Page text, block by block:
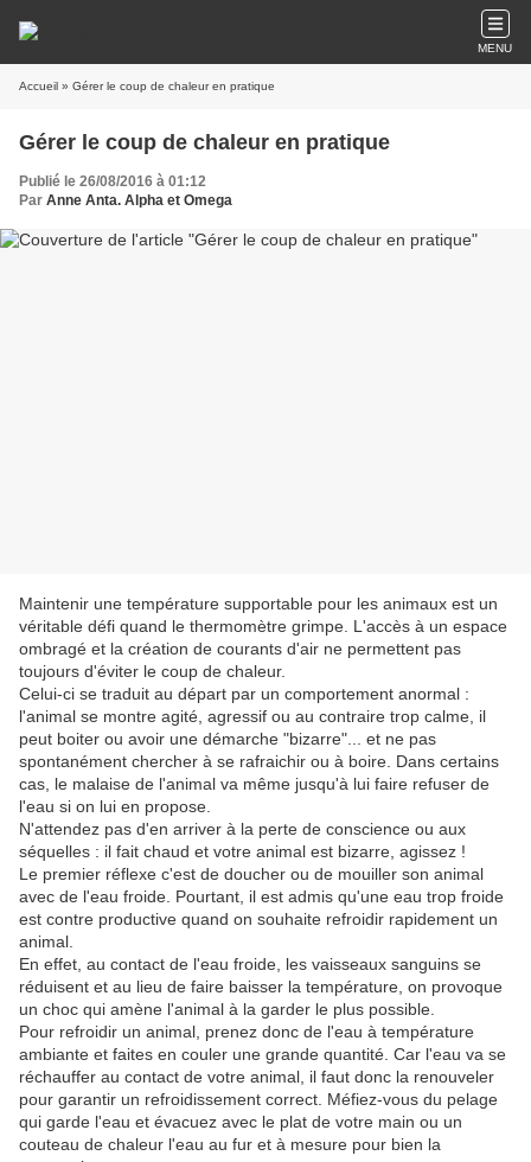
MENU
Accueil » Gérer le coup de chaleur en pratique
Gérer le coup de chaleur en pratique
Publié le 26/08/2016 à 01:12
Par Anne Anta. Alpha et Omega
Maintenir une température supportable pour les animaux est un
véritable défi quand le thermomètre grimpe. L'accès à un espace
ombragé et la création de courants d'air ne permettent pas
toujours d'éviter le coup de chaleur.
Celui-ci se traduit au départ par un comportement anormal :
l'animal se montre agité, agressif ou au contraire trop calme, il
peut boiter ou avoir une démarche "bizarre"... et ne pas
spontanément chercher à se rafraichir ou à boire. Dans certains
cas, le malaise de l'animal va même jusqu'à lui faire refuser de
l'eau si on lui en propose.
N'attendez pas d'en arriver à la perte de conscience ou aux
séquelles : il fait chaud et votre animal est bizarre, agissez !
Le premier réflexe c'est de doucher ou de mouiller son animal
avec de l'eau froide. Pourtant, il est admis qu'une eau trop froide
est contre productive quand on souhaite refroidir rapidement un
animal.
En effet, au contact de l'eau froide, les vaisseaux sanguins se
réduisent et au lieu de faire baisser la température, on provoque
un choc qui amène l'animal à la garder le plus possible.
Pour refroidir un animal, prenez donc de l'eau à température
ambiante et faites en couler une grande quantité. Car l'eau va se
réchauffer au contact de votre animal, il faut donc la renouveler
pour garantir un refroidissement correct. Méfiez-vous du pelage
qui garde l'eau et évacuez avec le plat de votre main ou un
couteau de chaleur l'eau au fur et à mesure pour bien la